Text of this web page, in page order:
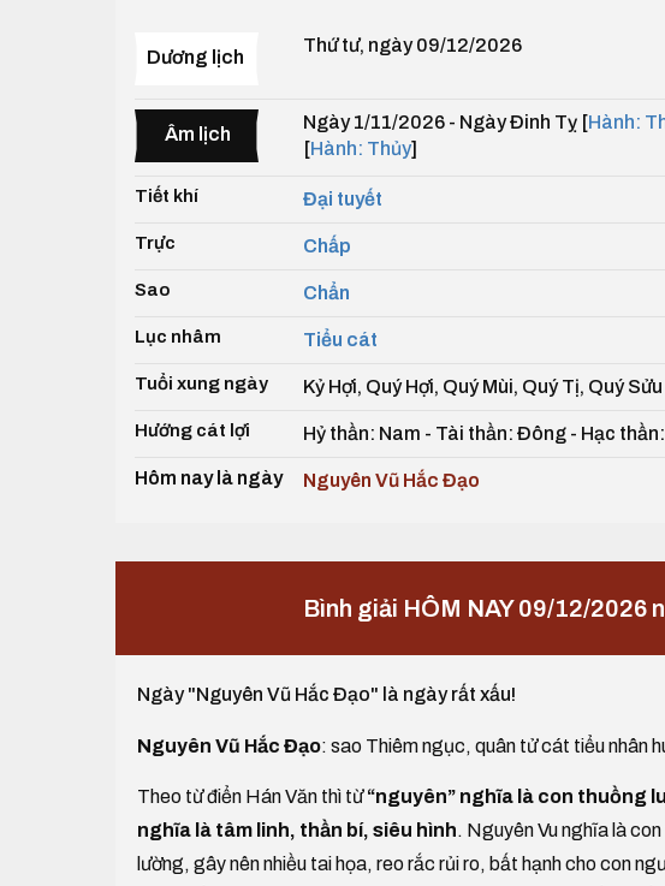
Dương lịch
Thứ tư, ngày 09/12/2026
Âm lịch
Ngày 1/11/2026 - Ngày Đinh Tỵ [Hành:
[Hành: Thủy]
Tiết khí Đại tuyết
Trực Chấp
Sao Chẩn
Lục nhâm Tiểu cát
Tuổi xung ngày Kỷ Hợi, Quý Hợi, Quý Mùi, Quý Tị, Quý Sửu
Hướng cát lợi Hỷ thần: Nam - Tài thần: Đông - Hạc
Hôm nay là ngày Nguyên Vũ Hắc Đạo
Bình giải HÔM NAY 09/12/2026
Ngày "Nguyên Vũ Hắc Đạo" là ngày rất xấu!
Nguyên Vũ Hắc Đạo: sao Thiêm ngục, quân tử cát tiểu nhân
Theo từ điển Hán Văn thì từ“nguyên” nghĩa là con thuồng
nghĩa là tâm linh, thần bí, siêu hình. Nguyên Vu nghĩa là
lường, gây nên nhiều tai họa, reo rắc rủi ro, bất hạnh cho con